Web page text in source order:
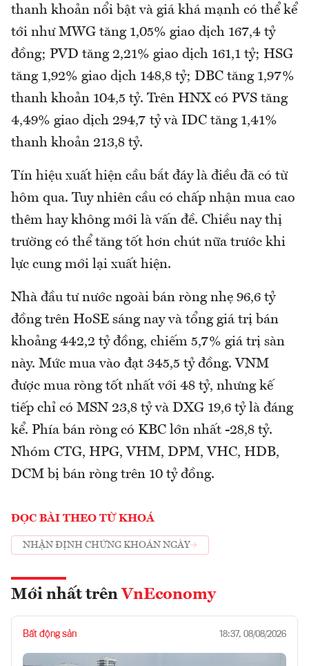
thanh khoản nổi bật và giá khá mạnh có thể kể
tới như MWG tăng 1,05% giao dịch 167,4 tỷ
đồng; PVD tăng 2,21% giao dịch 161,1 tỷ; HSG
tăng 1,92% giao dịch 148,8 tỷ; DBC tăng 1,97%
thanh khoản 104,5 tỷ. Trên HNX có PVS tăng
4,49% giao dịch 294,7 tỷ và IDC tăng 1,41%
thanh khoản 213,8 tỷ.
Tín hiệu xuất hiện cầu bắt đáy là điều đã có từ
hôm qua. Tuy nhiên cầu có chấp nhận mua cao
thêm hay không mới là vấn đề. Chiều nay thị
trường có thể tăng tốt hơn chút nữa trước khi
lực cung mới lại xuất hiện.
Nhà đầu tư nước ngoài bán ròng nhẹ 96,6 tỷ
đồng trên HoSE sáng nay và tổng giá trị bán
khoảng 442,2 tỷ đồng, chiếm 5,7% giá trị sàn
này. Mức mua vào đạt 345,5 tỷ đồng. VNM
được mua ròng tốt nhất với 48 tỷ, nhưng kế
tiếp chỉ có MSN 23,8 tỷ và DXG 19,6 tỷ là đáng
kể. Phía bán ròng có KBC lớn nhất -28,8 tỷ.
Nhóm CTG, HPG, VHM, DPM, VHC, HDB,
DCM bị bán ròng trên 10 tỷ đồng.
ĐỌC BÀI THEO TỪ KHOÁ
NHẬN ĐỊNH CHỨNG KHOÁN NGÀY
Mới nhất trên VnEconomy
Bất động sản 18:37, 08/08/2026